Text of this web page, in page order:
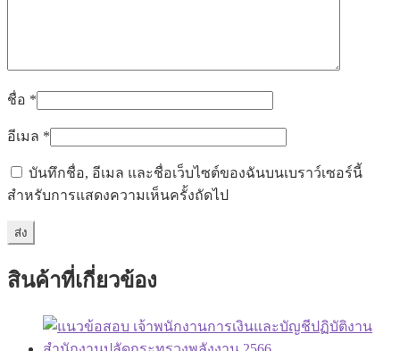
ชื่อ *
อีเมล *
บันทึกชื่อ, อีเมล และชื่อเว็บไซต์ของฉันบนเบราว์เซอร์นี้
สำหรับการแสดงความเห็นครั้งถัดไป
สินค้าที่เกี่ยวข้อง